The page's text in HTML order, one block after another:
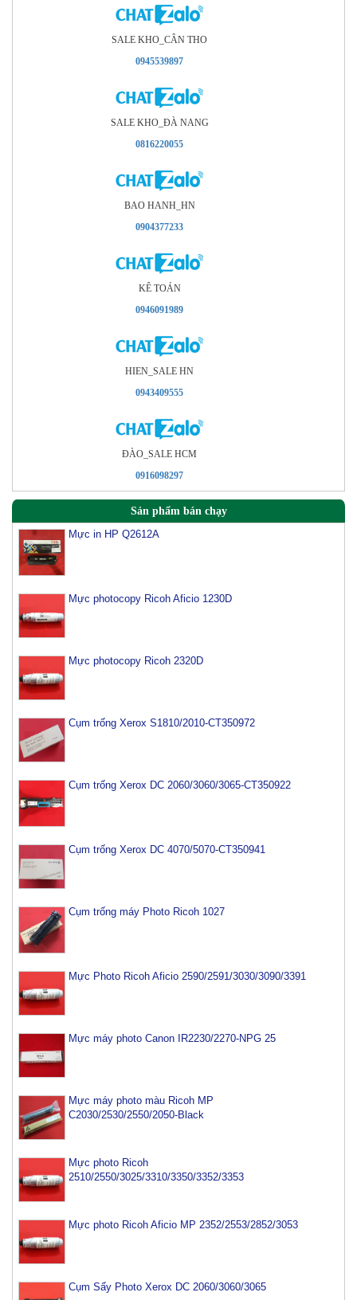
SALE KHO_CÂN THO
0945539897
SALE KHO_ÐÀ NANG
0816220055
BAO HANH_HN
0904377233
KÊ TOÁN
0946091989
HIEN_SALE HN
0943409555
ÐÀO_SALE HCM
0916098297
Sản phẩm bán chạy
Mực in HP Q2612A
Mực photocopy Ricoh Aficio 1230D
Mực photocopy Ricoh 2320D
Cụm trống Xerox S1810/2010-CT350972
Cụm trống Xerox DC 2060/3060/3065-CT350922
Cụm trống Xerox DC 4070/5070-CT350941
Cụm trống máy Photo Ricoh 1027
Mực Photo Ricoh Aficio 2590/2591/3030/3090/3391
Mực máy photo Canon IR2230/2270-NPG 25
Mực máy photo màu Ricoh MP
C2030/2530/2550/2050-Black
Mực photo Ricoh
2510/2550/3025/3310/3350/3352/3353
Mực photo Ricoh Aficio MP 2352/2553/2852/3053
Cụm Sấy Photo Xerox DC 2060/3060/3065